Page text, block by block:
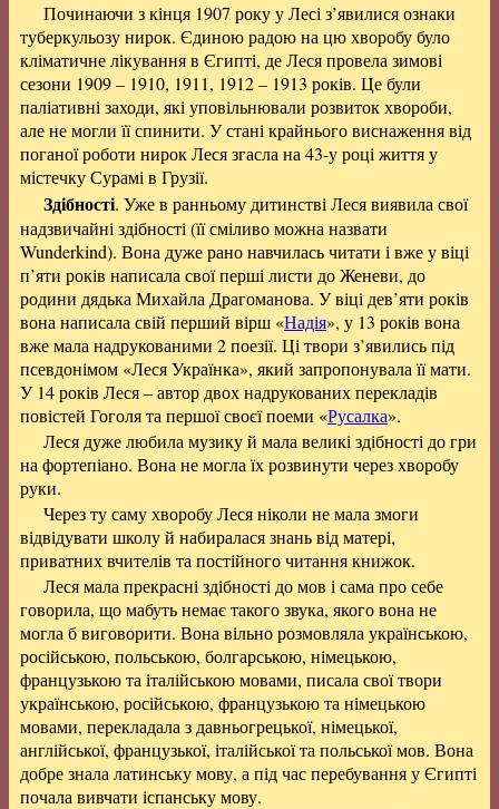
Починаючи з кінця 1907 року у Лесі з’явилися ознаки
туберкульозу нирок. Єдиною радою на цю хворобу було
кліматичне лікування в Єгипті, де Леся провела зимові
сезони 1909 – 1910, 1911, 1912 – 1913 років. Це були
паліативні заходи, які уповільнювали розвиток хвороби,
але не могли її спинити. У стані крайнього виснаження від
поганої роботи нирок Леся згасла на 43-у році життя у
містечку Сурамі в Грузії.
Здібності. Уже в ранньому дитинстві Леся виявила свої
надзвичайні здібності (її сміливо можна назвати
Wunderkind). Вона дуже рано навчилась читати і вже у віці
п’яти років написала свої перші листи до Женеви, до
родини дядька Михайла Драгоманова. У віці дев’яти років
вона написала свій перший вірш «Надія», у 13 років вона
вже мала надрукованими 2 поезії. Ці твори з’явились під
псевдонімом «Леся Українка», який запропонувала її мати.
У 14 років Леся – автор двох надрукованих перекладів
повістей Гоголя та першої своєї поеми «Русалка».
Леся дуже любила музику й мала великі здібності до гри
на фортепіано. Вона не могла їх розвинути через хворобу
руки.
Через ту саму хворобу Леся ніколи не мала змоги
відвідувати школу й набиралася знань від матері,
приватних вчителів та постійного читання книжок.
Леся мала прекрасні здібності до мов і сама про себе
говорила, що мабуть немає такого звука, якого вона не
могла б виговорити. Вона вільно розмовляла українською,
російською, польською, болгарською, німецькою,
французькою та італійською мовами, писала свої твори
українською, російською, французькою та німецькою
мовами, перекладала з давньогрецької, німецької,
англійської, французької, італійської та польської мов. Вона
добре знала латинську мову, а під час перебування у Єгипті
почала вивчати іспанську мову.